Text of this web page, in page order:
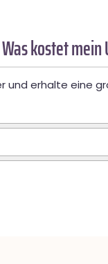
kostet
und erhalte eine